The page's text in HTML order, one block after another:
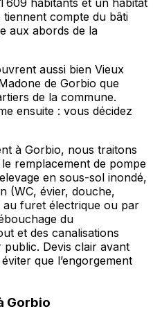
609 habitants et un habitat
compte du bâti
aux abords de la
aussi bien Vieux
de Gorbio que
de la commune.
ensuite : vous décidez
à Gorbio, nous traitons
remplacement de pompe
en sous-sol inondé,
(WC, évier, douche,
au furet électrique ou par
du
et des canalisations
public. Devis clair avant
que l’engorgement
Gorbio